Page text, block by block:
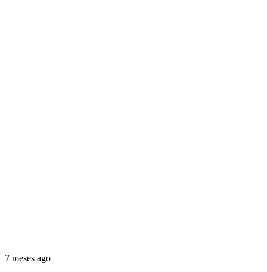
7 meses ago